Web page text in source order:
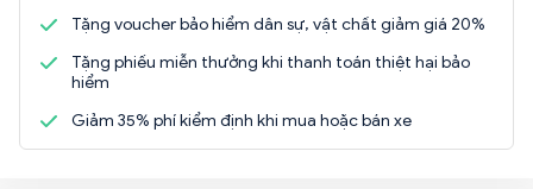
Tặng voucher bảo hiểm dân sự, vật chất giảm giá 20%
Tặng phiếu miễn thưởng khi thanh toán thiệt hại bảo
hiểm
Giảm 35% phí kiểm định khi mua hoặc bán xe